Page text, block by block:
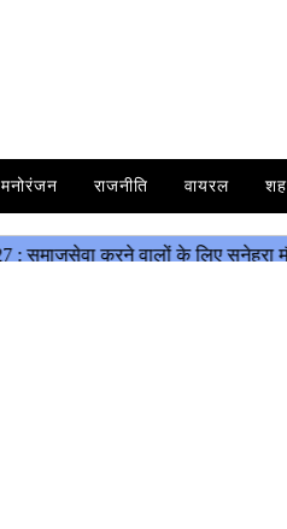
मनोरंजन राजनीति वायरल